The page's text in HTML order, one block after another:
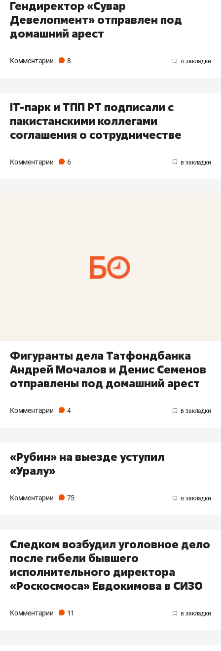
​Гендиректор «Сувар
Девелопмент» отправлен под
домашний арест
Комментарии 8
​IТ-парк и ТПП РТ подписали с
пакистанскими коллегами
соглашения о сотрудничестве
Комментарии 6
Фигуранты дела Татфондбанка
Андрей Мочалов и Денис Семенов
отправлены под домашний арест
Комментарии 4
«Рубин» на выезде уступил
«Уралу»
Комментарии 75
​Следком возбудил уголовное дело
после гибели бывшего
исполнительного директора
«Роскосмоса» Евдокимова в СИЗО
Комментарии 11